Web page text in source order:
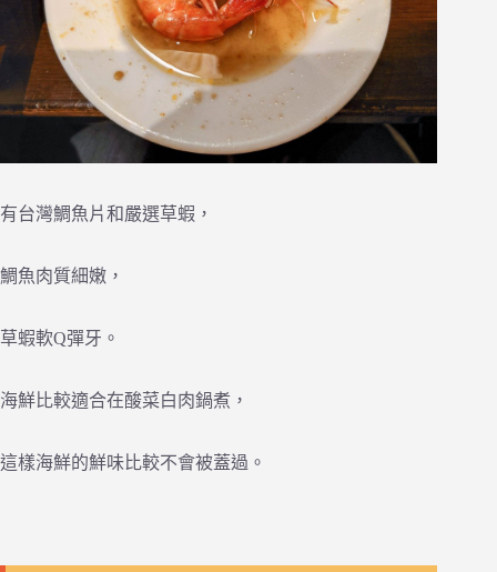
有台灣鯛魚片和嚴選草蝦，
鯛魚肉質細嫩，
草蝦軟Q彈牙。
海鮮比較適合在酸菜白肉鍋煮，
這樣海鮮的鮮味比較不會被蓋過。